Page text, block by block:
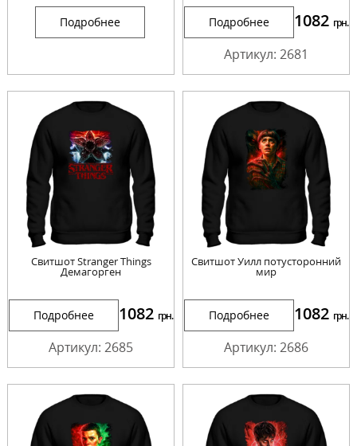
Подробнее Подробнее 1082 грн.
Артикул: 2681
Свитшот Stranger Things
Демагорген
Подробнее 1082 грн.
Артикул: 2685
Свитшот Уилл потусторонний
мир
Подробнее 1082 грн.
Артикул: 2686